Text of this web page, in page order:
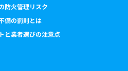
防火管理リスク
備の罰則とは
と業者選びの注意点